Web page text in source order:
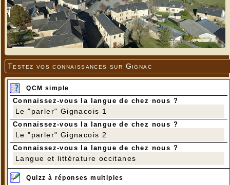
Testez vos connaissances sur Gignac
QCM simple
Connaissez-vous la langue de chez nous ?
Le "parler" Gignacois 1
Connaissez-vous la langue de chez nous ?
Le "parler" Gignacois 2
Connaissez-vous la langue de chez nous ?
Langue et littérature occitanes
Quizz à réponses multiples